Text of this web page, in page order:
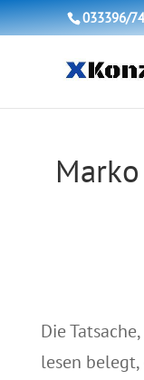
033396/
Die
lesen belegt,